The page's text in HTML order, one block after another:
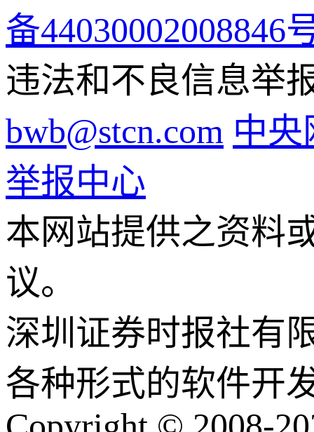
备44030002008846
违法和不良信息举
bwb@stcn.com 中
举报中心
本网站提供之资料
议。
深圳证券时报社有
各种形式的软件开